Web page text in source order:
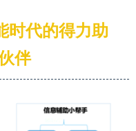
时代的得力助
伴